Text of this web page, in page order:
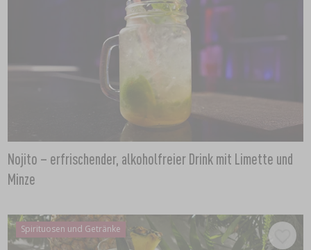
Nojito – erfrischender, alkoholfreier Drink mit Limette und
Minze
Spirituosen und Getränke